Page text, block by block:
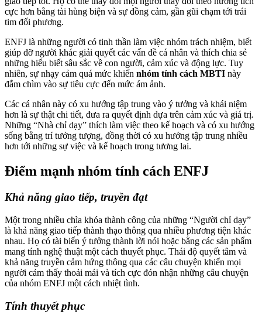
cực hơn bằng tài hùng biện và sự đồng cảm, gần gũi chạm tới trái
tim đối phương.
ENFJ là những người có tinh thần làm việc nhóm trách nhiệm, biết
giúp đỡ người khác giải quyết các vấn đề cá nhân và thích chia sẻ
những hiểu biết sâu sắc về con người, cảm xúc và động lực. Tuy
nhiên, sự nhạy cảm quá mức khiến nhóm tính cách MBTI này
đắm chìm vào sự tiêu cực đến mức ám ảnh.
Các cá nhân này có xu hướng tập trung vào ý tưởng và khái niệm
hơn là sự thật chi tiết, đưa ra quyết định dựa trên cảm xúc và giá trị.
Những “Nhà chỉ dạy” thích làm việc theo kế hoạch và có xu hướng
sống bằng trí tưởng tượng, đồng thời có xu hướng tập trung nhiều
hơn tới những sự việc và kế hoạch trong tương lai.
Điểm mạnh nhóm tính cách ENFJ
Khả năng giao tiếp, truyền đạt
Một trong nhiều chìa khóa thành công của những “Người chỉ dạy”
là khả năng giao tiếp thành thạo thông qua nhiều phương tiện khác
nhau. Họ có tài biến ý tưởng thành lời nói hoặc bằng các sản phẩm
mang tính nghệ thuật một cách thuyết phục. Thái độ quyết tâm và
khả năng truyền cảm hứng thông qua các câu chuyện khiến mọi
người cảm thấy thoải mái và tích cực đón nhận những câu chuyện
của nhóm ENFJ một cách nhiệt tình.
Tính thuyết phục